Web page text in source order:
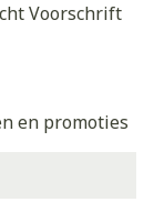
Voorschrift
en promoties